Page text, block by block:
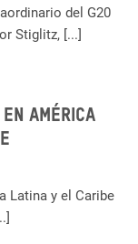
del G20
Stiglitz, [...]
América
Latina y el Caribe